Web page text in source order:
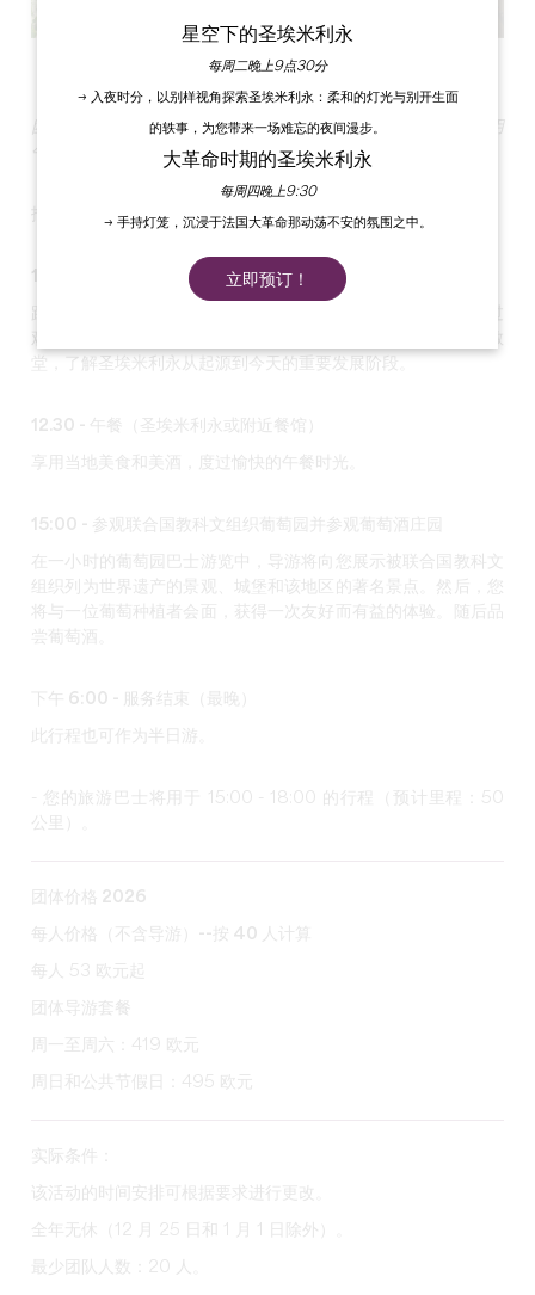
查看所有照片
团体的理想行程，包括游览中世纪小镇和葡萄园，并在餐厅享用
抵达后在圣埃米利永 Créneaux 广场旅游局集合。
10:00 - 城市观光：圣埃米利永及其地下古迹
观景台和地下古迹，如隐居地、三一教堂、地下墓穴和巨石教
堂，了解圣埃米利永从起源到今天的重要发展阶段。
12.30 - 午餐（圣埃米利永或附近餐馆）
享用 当地美食 和美酒，度过愉快的午餐时光。
15:00 - 参观联合国教科文组织葡萄园并参观葡萄酒庄园
在一小时的葡萄园巴士游览中，导游将向您展示被联合国教科文
组织列为世界遗产的景观、城堡和该地区的著名景点。然后，您
将与一位葡萄种植者会面
，获得一次友好而有益的体验。随后品
下午 6:00 - 服务结束（最晚）
此行程也可作为半日游。
- 您的旅游巴士将用于 15:00 - 18:00 的行程（预计里程：50
公里）。
团体价格 2026
每人价格（不含导游）--按 40 人计算
每人 53 欧元起
团体导游套餐
周一至周六：419 欧元
周日和公共节假日：495 欧元
实际条件：
该活动的时间安排可根据要求进行更改。
全年无休（12 月 25 日和 1 月 1 日除外）。
最少团队人数：20 人。
星空下的圣埃米利永
每周二晚上9点30分
→ 入夜时分，以别样视角探索圣埃米利永：柔和的灯光与别开生面
的轶事，为您带来一场难忘的夜间漫步。
大革命时期的圣埃米利永
每周四晚上9:30
→ 手持灯笼，沉浸于法国大革命那动荡不安的氛围之中。
立即预订！